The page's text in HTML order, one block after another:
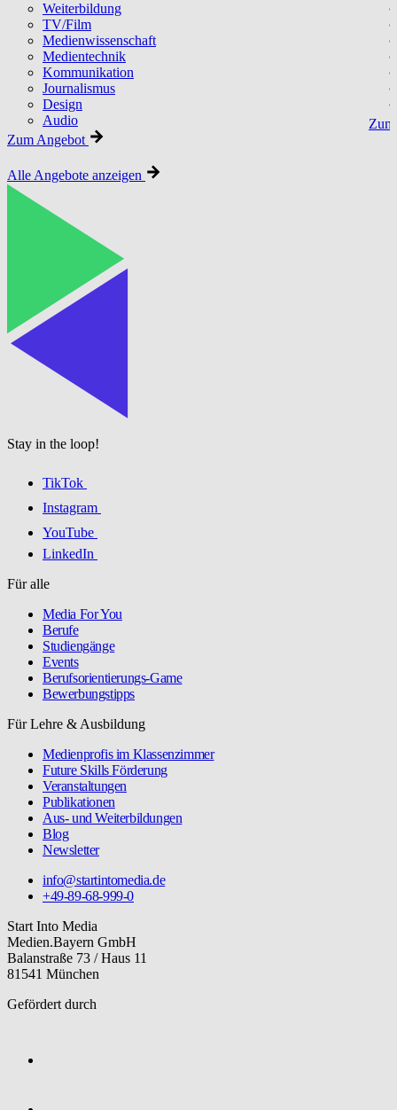
Weiterbildung
TV/Film
Medienwissenschaft
Medientechnik
Kommunikation
Journalismus
Design
Audio
Zum Angebot
Alle Angebote anzeigen
Stay in the loop!
TikTok
Instagram
YouTube
LinkedIn
Für alle
Media For You
Berufe
Studiengänge
Events
Berufsorientierungs-Game
Bewerbungstipps
Für Lehre & Ausbildung
Medienprofis im Klassenzimmer
Future Skills Förderung
Veranstaltungen
Publikationen
Aus- und Weiterbildungen
Blog
Newsletter
info@startintomedia.de
+49-89-68-999-0
Start Into Media
Medien.Bayern GmbH
Balanstraße 73 / Haus 11
81541 München
Gefördert durch